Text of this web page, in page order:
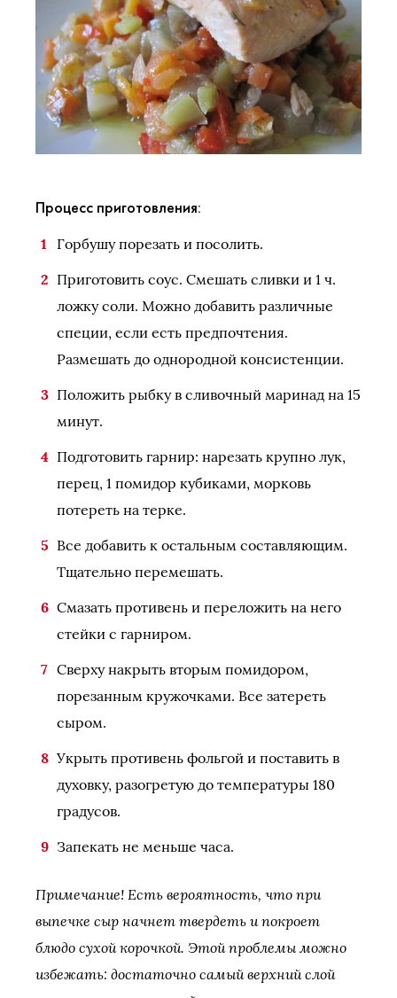
Процесс приготовления:
Горбушу порезать и посолить.
Приготовить соус. Смешать сливки и 1 ч.
ложку соли. Можно добавить различные
специи, если есть предпочтения.
Размешать до однородной консистенции.
Положить рыбку в сливочный маринад на 15
минут.
Подготовить гарнир: нарезать крупно лук,
перец, 1 помидор кубиками, морковь
потереть на терке.
Все добавить к остальным составляющим.
Тщательно перемешать.
Смазать противень и переложить на него
стейки с гарниром.
Сверху накрыть вторым помидором,
порезанным кружочками. Все затереть
сыром.
Укрыть противень фольгой и поставить в
духовку, разогретую до температуры 180
градусов.
Запекать не меньше часа.
Примечание! Есть вероятность, что при
выпечке сыр начнет твердеть и покроет
блюдо сухой корочкой. Этой проблемы можно
избежать: достаточно самый верхний слой